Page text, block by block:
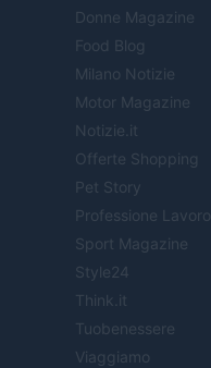
Donne Magazine
Food Blog
Milano Notizie
Motor Magazine
Notizie.it
Offerte Shopping
Pet Story
Professione Lavoro
Sport Magazine
Style24
Think.it
Tuobenessere
Viaggiamo